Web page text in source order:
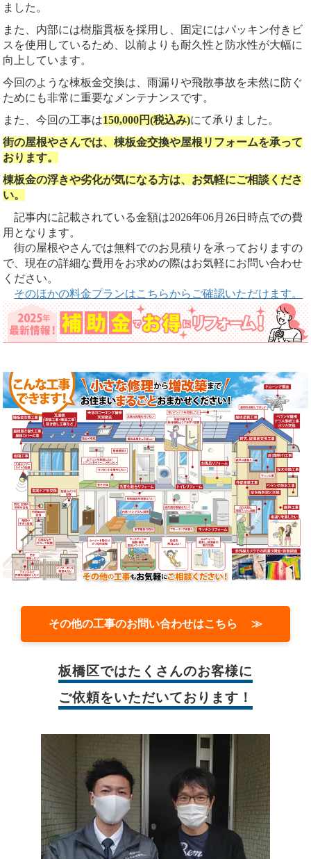
ました。
また、内部には樹脂貫板を採用し、固定にはパッキン付きビ
スを使用しているため、以前よりも耐久性と防水性が大幅に
向上しています。
今回のような棟板金交換は、雨漏りや飛散事故を未然に防ぐ
ためにも非常に重要なメンテナンスです。
また、今回の工事は150,000円(税込み)にて承りました。
街の屋根やさんでは、棟板金交換や屋根リフォームを承って
おります。
棟板金の浮きや劣化が気になる方は、お気軽にご相談くださ
い。
記事内に記載されている金額は2026年06月26日時点での費
用となります。
街の屋根やさんでは無料でのお見積りを承っておりますの
で、現在の詳細な費用をお求めの際はお気軽にお問い合わせ
ください。
そのほかの料金プランはこちらからご確認いただけます。
その他の工事のお問い合わせはこちら ≫
板橋区ではたくさんのお客様に
ご依頼をいただいております！